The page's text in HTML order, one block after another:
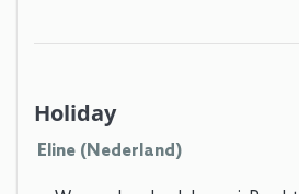
Holiday
Eline (Nederland)